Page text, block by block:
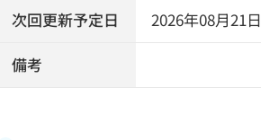
次回更新予定日 2026年08月21日
備考